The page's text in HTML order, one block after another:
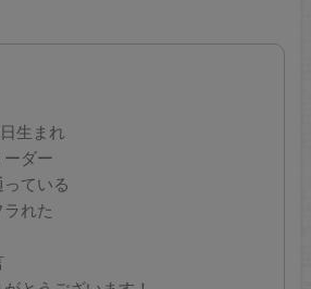
生まれ
ーダー
っている
ラれた